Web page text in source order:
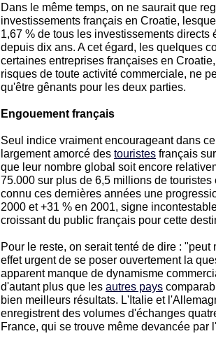
Dans le même temps, on ne saurait que
investissements français en Croatie,
1,67 % de tous les investissements directs
depuis dix ans. A cet égard, les quelques
certaines entreprises françaises en
risques de toute activité commerciale, ne
qu'être gênants pour les deux parties.
Engouement français
Seul indice vraiment encourageant dans
largement amorcé des touristes français
que leur nombre global soit encore
75.000 sur plus de 6,5 millions de touristes
connu ces dernières années une
2000 et +31 % en 2001, signe
croissant du public français pour cette
Pour le reste, on serait tenté de dire : "peut
effet urgent de se poser ouvertement la
apparent manque de dynamisme
d'autant plus que les autres pays
bien meilleurs résultats. L'Italie et
enregistrent des volumes d'échanges
France, qui se trouve même devancée par